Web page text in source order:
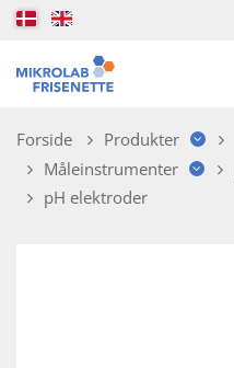
Forside Produkter
Måleinstrumenter
pH elektroder